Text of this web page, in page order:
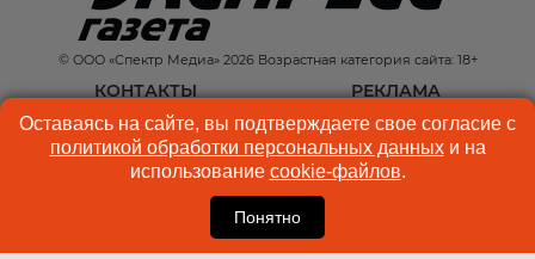
© ООО «Спектр Медиа» 2026 Возрастная категория сайта: 18+
КОНТАКТЫ
РЕКЛАМА
КУКИ-ФАЙЛЫ
ПОЛЬЗОВАТЕЛЬСКОЕ
СОГЛАШЕНИЕ
Оставаясь на сайте, вы подтверждаете свое согласие с
политикой обработки персональных данныхи на
использование cookie-файлов.
Понятно